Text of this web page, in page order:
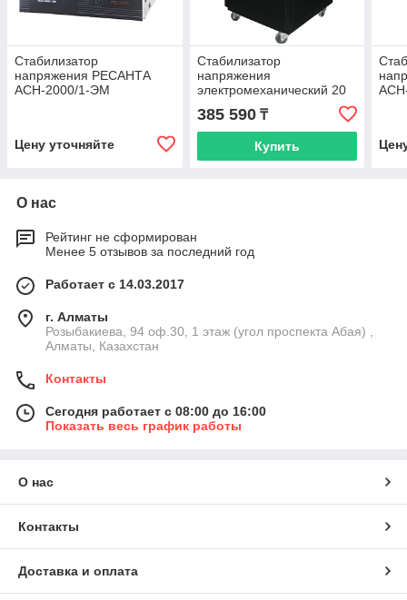
Стабилизатор
напряжения РЕСАНТА
АСН-2000/1-ЭМ
Цену уточняйте
Стабилизатор
напряжения
электромеханический 20
кВт Ресанта АСН-20000/1-
ЭМ
385 590₸
Купить
О нас
Рейтинг не сформирован
Менее 5 отзывов за последний год
Работает с 14.03.2017
г. Алматы
Розыбакиева, 94 оф.30, 1 этаж (угол проспекта Абая) ,
Алматы, Казахстан
Контакты
Сегодня работает с 08:00 до 16:00
Показать весь график работы
О нас
Контакты
Доставка и оплата